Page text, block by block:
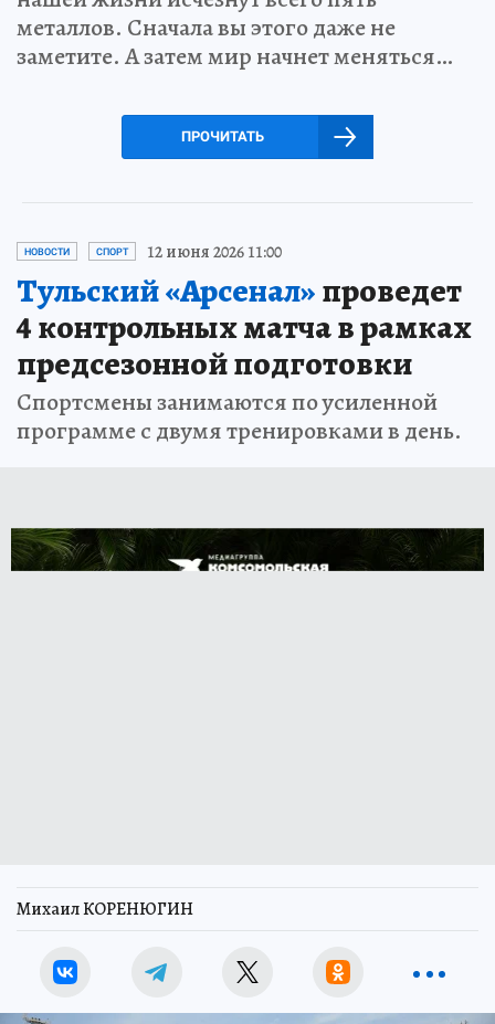
металлов. Сначала вы этого даже не
заметите. А затем мир начнет меняться…
ПРОЧИТАТЬ
НОВОСТИ СПОРТ 12 июня 2026 11:00
Тульский «Арсенал»проведет
4 контрольных матча в рамках
предсезонной подготовки
Спортсмены занимаются по усиленной
программе с двумя тренировками в день.
Михаил КОРЕНЮГИН